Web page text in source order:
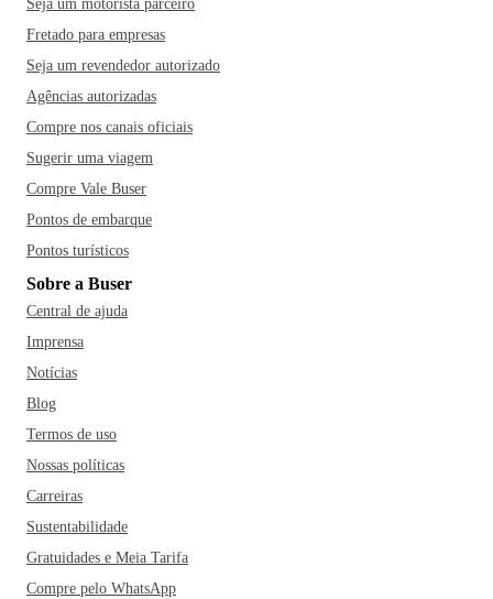
Seja um motorista parceiro
Fretado para empresas
Seja um revendedor autorizado
Agências autorizadas
Compre nos canais oficiais
Sugerir uma viagem
Compre Vale Buser
Pontos de embarque
Pontos turísticos
Sobre a Buser
Central de ajuda
Imprensa
Notícias
Blog
Termos de uso
Nossas políticas
Carreiras
Sustentabilidade
Gratuidades e Meia Tarifa
Compre pelo WhatsApp